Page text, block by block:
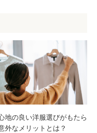
地の良い洋服選びがもたら
外なメリットとは？